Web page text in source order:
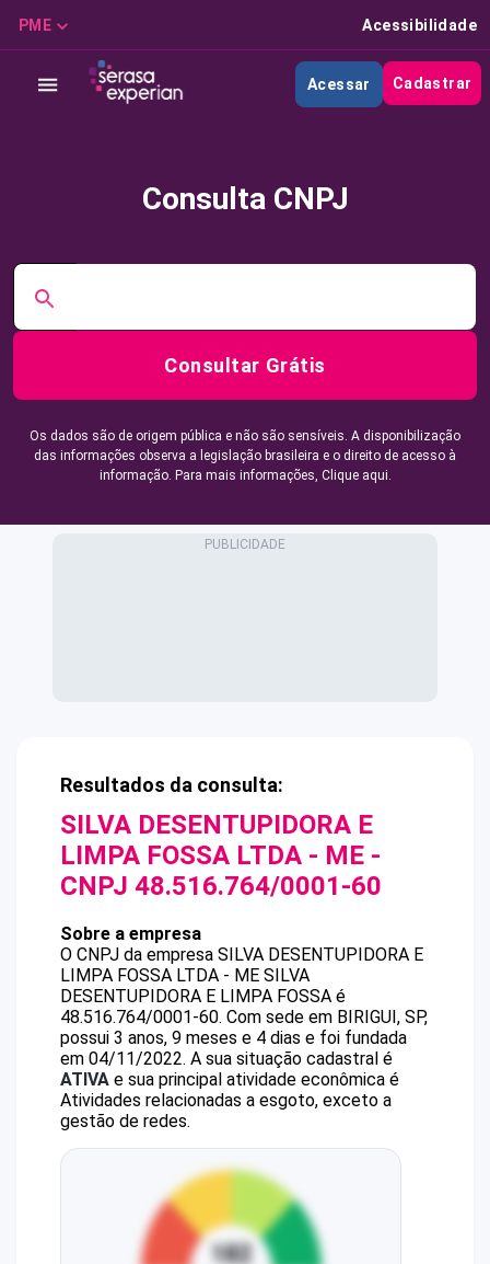
PME Acessibilidade
Acessar Cadastrar
Consulta CNPJ
Consultar Grátis
Os dados são de origem pública e não são sensíveis. A disponibilização
das informações observa a legislação brasileira e o direito de acesso à
informação. Para mais informações, Clique aqui.
Resultados da consulta:
SILVA DESENTUPIDORA E
LIMPA FOSSA LTDA - ME -
CNPJ 48.516.764/0001-60
Sobre a empresa
O CNPJ da empresa SILVA DESENTUPIDORA E
LIMPA FOSSA LTDA - ME SILVA
DESENTUPIDORA E LIMPA FOSSA é
48.516.764/0001-60. Com sede em BIRIGUI, SP,
possui 3 anos, 9 meses e 4 dias e foi fundada
em 04/11/2022. A sua situação cadastral é
ATIVA e sua principal atividade econômica é
Atividades relacionadas a esgoto, exceto a
gestão de redes.